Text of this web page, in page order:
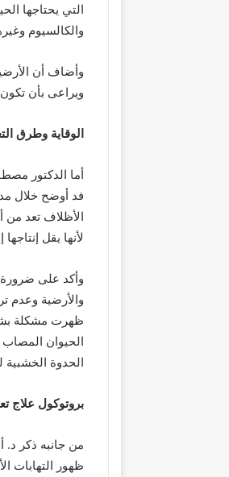
التي يحتاجها
والكالسيوم
وأضاف أن
ويراعى بأن
الوقاية وطرق
أما الدكتور
فد أوضح خلال
الأظلاف تعد من
لأنها يقل
وأكد على ضرورة
والأرضية وعدم
ظهرت مشكلة
الحيوان المصاب
الحدوة الخشبية
بروتوكول علاج
من جانبه ذكر
ظهور التهابات